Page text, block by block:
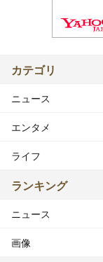
カテゴリ
ニュース
エンタメ
ライフ
ランキング
ニュース
画像